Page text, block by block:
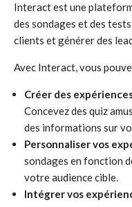
Interact est une
des sondages et des
clients et générer des
Avec Interact, vous
Créer des
Concevez des quiz
des informations sur
Personnaliser vos
sondages en fonction
votre audience cible.
Intégrer vos